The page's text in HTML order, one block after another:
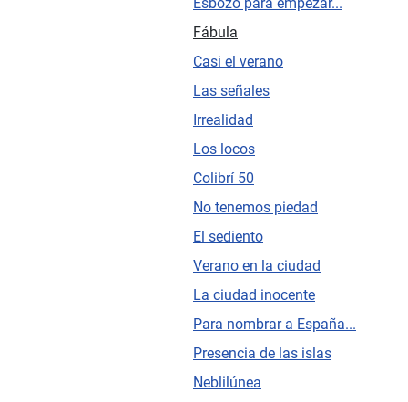
Fábula
Casi el verano
Las señales
Irrealidad
Los locos
Colibrí 50
No tenemos piedad
El sediento
Verano en la ciudad
La ciudad inocente
Para nombrar a España...
Presencia de las islas
Neblilúnea